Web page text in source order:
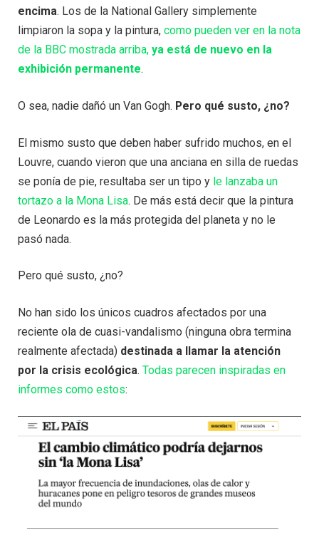
encima. Los de la National Gallery simplemente
limpiaron la sopa y la pintura, como pueden ver en la nota
de la BBC mostrada arriba, ya está de nuevo en la
exhibición permanente.
O sea, nadie dañó un Van Gogh. Pero qué susto, ¿no?
El mismo susto que deben haber sufrido muchos, en el
Louvre, cuando vieron que una anciana en silla de ruedas
se ponía de pie, resultaba ser un tipo y le lanzaba un
tortazo a la Mona Lisa. De más está decir que la pintura
de Leonardo es la más protegida del planeta y no le
pasó nada.
Pero qué susto, ¿no?
No han sido los únicos cuadros afectados por una
reciente ola de cuasi-vandalismo (ninguna obra termina
realmente afectada) destinada a llamar la atención
por la crisis ecológica. Todas parecen inspiradas en
informes como estos: